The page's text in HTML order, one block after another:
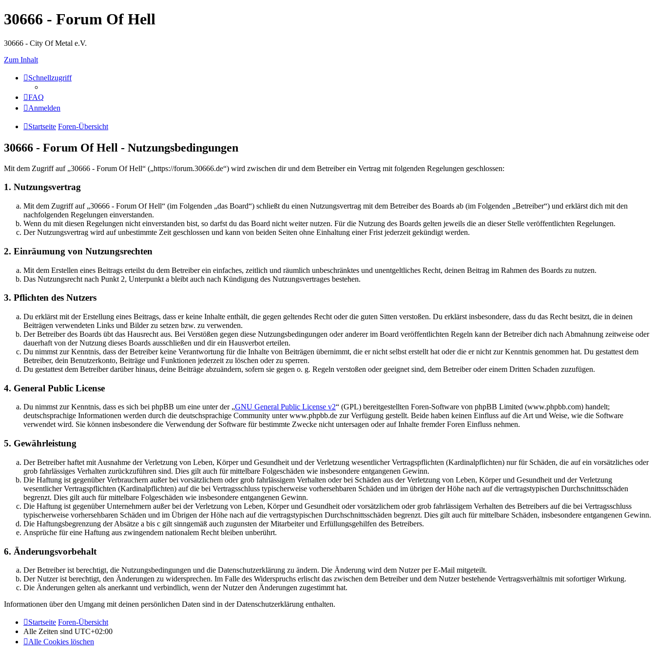
30666 - Forum Of Hell
30666 - City Of Metal e.V.
Zum Inhalt
Schnellzugriff
FAQ
Anmelden
Startseite Foren-Übersicht
30666 - Forum Of Hell - Nutzungsbedingungen
Mit dem Zugriff auf „30666 - Forum Of Hell“ („https://forum.30666.de“) wird zwischen dir und dem Betreiber ein Vertrag mit folgenden Regelungen geschlossen:
1. Nutzungsvertrag
Mit dem Zugriff auf „30666 - Forum Of Hell“ (im Folgenden „das Board“) schließt du einen Nutzungsvertrag mit dem Betreiber des Boards ab (im Folgenden „Betreiber“) und erklärst dich mit den
nachfolgenden Regelungen einverstanden.
Wenn du mit diesen Regelungen nicht einverstanden bist, so darfst du das Board nicht weiter nutzen. Für die Nutzung des Boards gelten jeweils die an dieser Stelle veröffentlichten Regelungen.
Der Nutzungsvertrag wird auf unbestimmte Zeit geschlossen und kann von beiden Seiten ohne Einhaltung einer Frist jederzeit gekündigt werden.
2. Einräumung von Nutzungsrechten
Mit dem Erstellen eines Beitrags erteilst du dem Betreiber ein einfaches, zeitlich und räumlich unbeschränktes und unentgeltliches Recht, deinen Beitrag im Rahmen des Boards zu nutzen.
Das Nutzungsrecht nach Punkt 2, Unterpunkt a bleibt auch nach Kündigung des Nutzungsvertrages bestehen.
3. Pflichten des Nutzers
Du erklärst mit der Erstellung eines Beitrags, dass er keine Inhalte enthält, die gegen geltendes Recht oder die guten Sitten verstoßen. Du erklärst insbesondere, dass du das Recht besitzt, die in deinen
Beiträgen verwendeten Links und Bilder zu setzen bzw. zu verwenden.
Der Betreiber des Boards übt das Hausrecht aus. Bei Verstößen gegen diese Nutzungsbedingungen oder anderer im Board veröffentlichten Regeln kann der Betreiber dich nach Abmahnung zeitweise oder
dauerhaft von der Nutzung dieses Boards ausschließen und dir ein Hausverbot erteilen.
Du nimmst zur Kenntnis, dass der Betreiber keine Verantwortung für die Inhalte von Beiträgen übernimmt, die er nicht selbst erstellt hat oder die er nicht zur Kenntnis genommen hat. Du gestattest dem
Betreiber, dein Benutzerkonto, Beiträge und Funktionen jederzeit zu löschen oder zu sperren.
Du gestattest dem Betreiber darüber hinaus, deine Beiträge abzuändern, sofern sie gegen o. g. Regeln verstoßen oder geeignet sind, dem Betreiber oder einem Dritten Schaden zuzufügen.
4. General Public License
Du nimmst zur Kenntnis, dass es sich bei phpBB um eine unter der „GNU General Public License v2“ (GPL) bereitgestellten Foren-Software von phpBB Limited (www.phpbb.com) handelt;
deutschsprachige Informationen werden durch die deutschsprachige Community unter www.phpbb.de zur Verfügung gestellt. Beide haben keinen Einfluss auf die Art und Weise, wie die Software
verwendet wird. Sie können insbesondere die Verwendung der Software für bestimmte Zwecke nicht untersagen oder auf Inhalte fremder Foren Einfluss nehmen.
5. Gewährleistung
Der Betreiber haftet mit Ausnahme der Verletzung von Leben, Körper und Gesundheit und der Verletzung wesentlicher Vertragspflichten (Kardinalpflichten) nur für Schäden, die auf ein vorsätzliches oder
grob fahrlässiges Verhalten zurückzuführen sind. Dies gilt auch für mittelbare Folgeschäden wie insbesondere entgangenen Gewinn.
Die Haftung ist gegenüber Verbrauchern außer bei vorsätzlichem oder grob fahrlässigem Verhalten oder bei Schäden aus der Verletzung von Leben, Körper und Gesundheit und der Verletzung
wesentlicher Vertragspflichten (Kardinalpflichten) auf die bei Vertragsschluss typischerweise vorhersehbaren Schäden und im übrigen der Höhe nach auf die vertragstypischen Durchschnittsschäden
begrenzt. Dies gilt auch für mittelbare Folgeschäden wie insbesondere entgangenen Gewinn.
Die Haftung ist gegenüber Unternehmern außer bei der Verletzung von Leben, Körper und Gesundheit oder vorsätzlichem oder grob fahrlässigem Verhalten des Betreibers auf die bei Vertragsschluss
typischerweise vorhersehbaren Schäden und im Übrigen der Höhe nach auf die vertragstypischen Durchschnittsschäden begrenzt. Dies gilt auch für mittelbare Schäden, insbesondere entgangenen Gewinn.
Die Haftungsbegrenzung der Absätze a bis c gilt sinngemäß auch zugunsten der Mitarbeiter und Erfüllungsgehilfen des Betreibers.
Ansprüche für eine Haftung aus zwingendem nationalem Recht bleiben unberührt.
6. Änderungsvorbehalt
Der Betreiber ist berechtigt, die Nutzungsbedingungen und die Datenschutzerklärung zu ändern. Die Änderung wird dem Nutzer per E-Mail mitgeteilt.
Der Nutzer ist berechtigt, den Änderungen zu widersprechen. Im Falle des Widerspruchs erlischt das zwischen dem Betreiber und dem Nutzer bestehende Vertragsverhältnis mit sofortiger Wirkung.
Die Änderungen gelten als anerkannt und verbindlich, wenn der Nutzer den Änderungen zugestimmt hat.
Informationen über den Umgang mit deinen persönlichen Daten sind in der Datenschutzerklärung enthalten.
Startseite Foren-Übersicht
Alle Zeiten sind UTC+02:00
Alle Cookies löschen